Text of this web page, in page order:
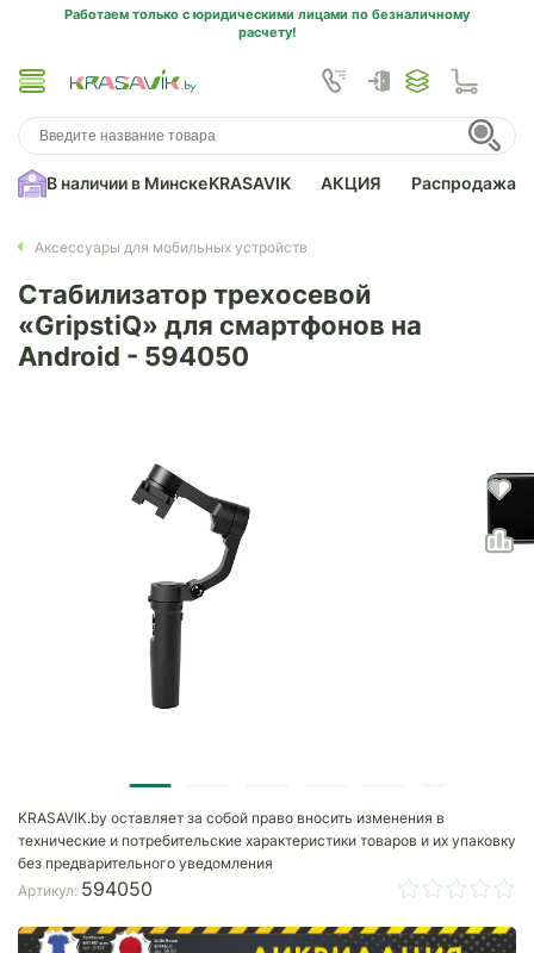
Работаем только с юридическими лицами по безналичному
расчету!
В наличии в МинскеKRASAVIK АКЦИЯ Распродажа
Аксессуары для мобильных устройств
Стабилизатор трехосевой
«GripstiQ» для смартфонов на
Android - 594050
KRASAVIK.by оставляет за собой право вносить изменения в
технические и потребительские характеристики товаров и их упаковку
без предварительного уведомления
Артикул: 594050